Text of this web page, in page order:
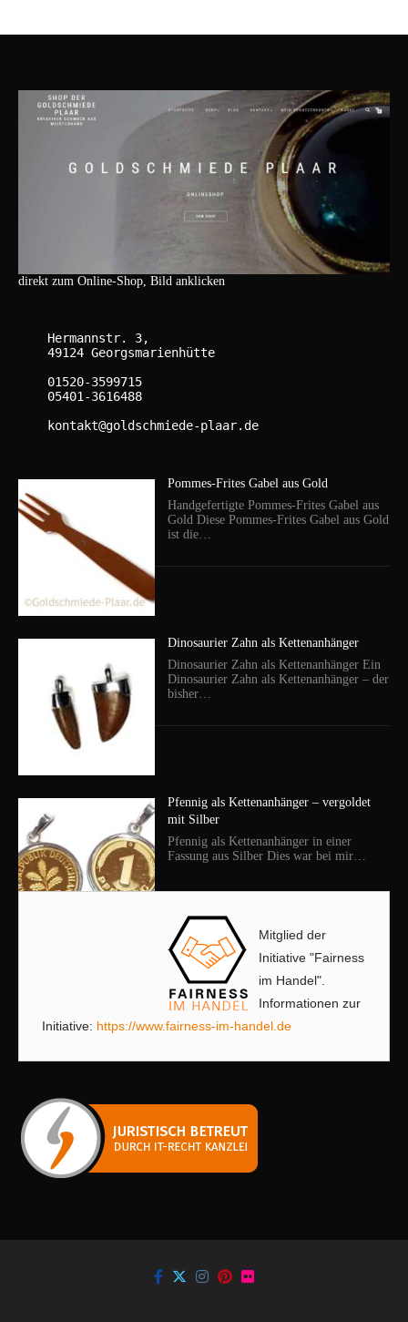
direkt zum Online-Shop, Bild anklicken
Pommes-Frites Gabel aus Gold
Handgefertigte Pommes-Frites Gabel aus
Gold Diese Pommes-Frites Gabel aus Gold
ist die…
Dinosaurier Zahn als Kettenanhänger
Dinosaurier Zahn als Kettenanhänger Ein
Dinosaurier Zahn als Kettenanhänger – der
bisher…
Pfennig als Kettenanhänger – vergoldet
mit Silber
Pfennig als Kettenanhänger in einer
Fassung aus Silber Dies war bei mir…
Mitglied der
Initiative "Fairness
im Handel".
Informationen zur
Initiative: https://www.fairness-im-handel.de